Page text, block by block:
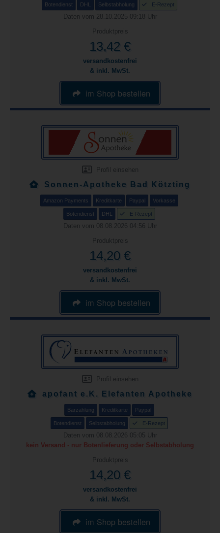
Botendienst DHL Selbstabholung E-Rezept
Daten vom 28.10.2025 09:18 Uhr
Produktpreis
13,42 €
versandkostenfrei
& inkl. MwSt.
im Shop bestellen
Profil einsehen
Sonnen-Apotheke Bad Kötzting
Amazon Payments Kreditkarte Paypal Vorkasse
Botendienst DHL E-Rezept
Daten vom 08.08.2026 04:56 Uhr
Produktpreis
14,20 €
versandkostenfrei
& inkl. MwSt.
im Shop bestellen
Profil einsehen
apofant e.K. Elefanten Apotheke
Barzahlung Kreditkarte Paypal
Botendienst Selbstabholung E-Rezept
Daten vom 08.08.2026 05:05 Uhr
kein Versand - nur Botenlieferung oder Selbstabholung
Produktpreis
14,20 €
versandkostenfrei
& inkl. MwSt.
im Shop bestellen